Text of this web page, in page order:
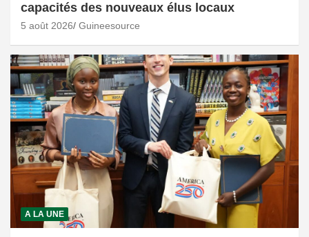
capacités des nouveaux élus locaux
5 août 2026 Guineesource
A LA UNE